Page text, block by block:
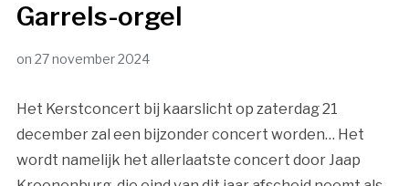
Garrels-orgel
on 27 november 2024
Het Kerstconcert bij kaarslicht op zaterdag 21
december zal een bijzonder concert worden… Het
wordt namelijk het allerlaatste concert door Jaap